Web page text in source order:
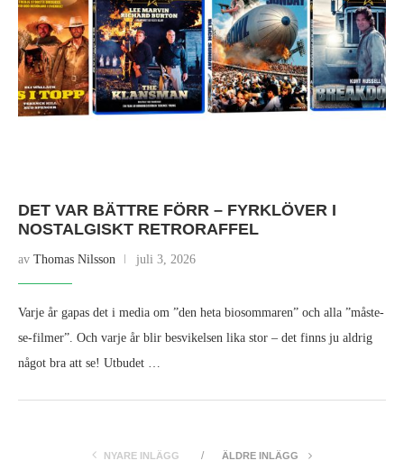
DET VAR BÄTTRE FÖRR – FYRKLÖVER I
NOSTALGISKT RETRORAFFEL
av Thomas Nilsson juli 3, 2026
Varje år gapas det i media om ”den heta biosommaren” och alla ”måste-
se-filmer”. Och varje år blir besvikelsen lika stor – det finns ju aldrig
något bra att se! Utbudet …
NYARE INLÄGG ÄLDRE INLÄGG